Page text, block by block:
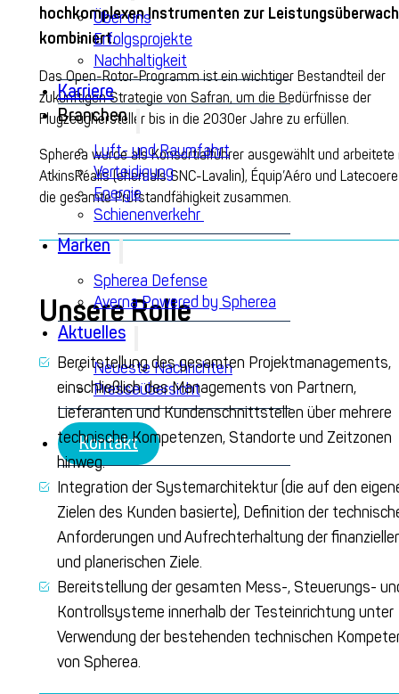
Über uns
Erfolgsprojekte
Nachhaltigkeit
Karriere
Branchen
Luft- und Raumfahrt
Verteidigung
Energie
Schienenverkehr
Marken
Spherea Defense
Averna Powered by Spherea
Aktuelles
Neueste Nachrichten
Presseübersicht
Kontakt
hochkomplexen Instrumenten zur
kombiniert.
Das Open-Rotor-Programm ist ein wichtiger Bestandteil der
zukünftigen Strategie von Safran, um die Bedürfnisse der
Flugzeughersteller bis in die 2030er Jahre zu erfüllen.
Spherea wurde als Konsortialführer ausgewählt und arbeitete
AtkinsRéalis (ehemals SNC-Lavalin), Équip’Aéro und Latecoer
die gesamte Prüfstandfähigkeit zusammen.
Unsere Rolle
Bereitstellung des gesamten Projektmanagements,
einschließlich des Managements von Partnern,
Lieferanten und Kundenschnittstellen über mehrere
technische Kompetenzen, Standorte und Zeitzonen
hinweg.
Integration der Systemarchitektur (die auf den
Zielen des Kunden basierte), Definition der
Anforderungen und Aufrechterhaltung der
und planerischen Ziele.
Bereitstellung der gesamten Mess-, Steuerungs-
Kontrollsysteme innerhalb der Testeinrichtung unter
Verwendung der bestehenden technischen
von Spherea.